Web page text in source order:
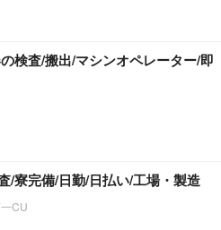
検査/搬出/マシンオペレーター/即
/寮完備/日勤/日払い/工場・製造
CU